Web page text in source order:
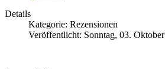
Details
Kategorie: Rezensionen
Veröffentlicht: Sonntag, 03.